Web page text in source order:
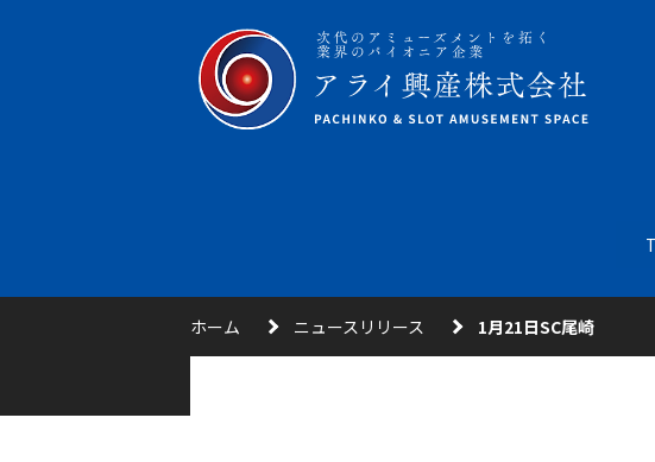
ホーム ニュースリリース 1月21日SC尾崎